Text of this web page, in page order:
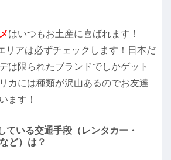
はいつもお土産に喜ばれます！
リアは必ずチェックします！日本だ
は限られたブランドでしかゲット
カには種類が沢山あるのでお友達
ます！
ている交通手段（レンタカー・
ど）は？